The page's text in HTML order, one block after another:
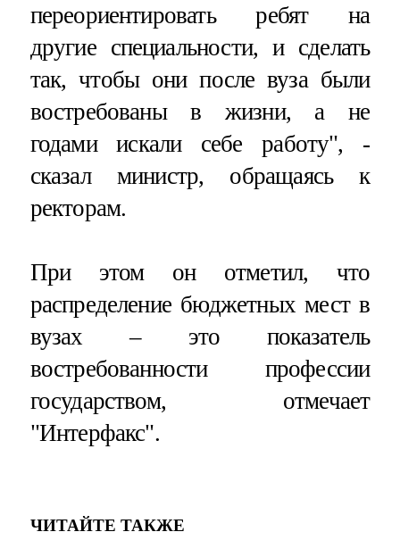
переориентировать ребят на
другие специальности, и сделать
так, чтобы они после вуза были
востребованы в жизни, а не
годами искали себе работу", -
сказал министр, обращаясь к
ректорам.
При этом он отметил, что
распределение бюджетных мест в
вузах – это показатель
востребованности профессии
государством, отмечает
"Интерфакс".
ЧИТАЙТЕ ТАКЖЕ